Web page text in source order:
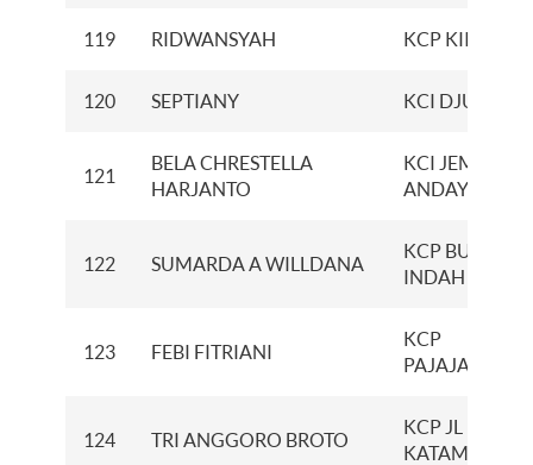
119 RIDWANSYAH KCP KIIC
120 SEPTIANY KCI DJUANDA
121
BELA CHRESTELLA
HARJANTO
KCI JEMUR
ANDAYANI
122 SUMARDA A WILLDANA
KCP BUKIT
INDAH
123 FEBI FITRIANI
KCP
PAJAJARAN
124 TRI ANGGORO BROTO
KCP JL
KATAMSO